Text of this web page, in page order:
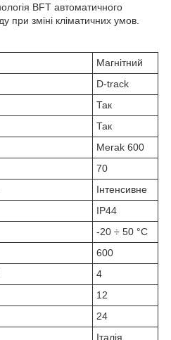
BFT автоматичного
при зміні кліматичних умов.
Магнітний
D-track
Так
Так
Merak 600
70
Інтенсивне
IP44
-20 ÷ 50 °C
600
4
12
24
Італія